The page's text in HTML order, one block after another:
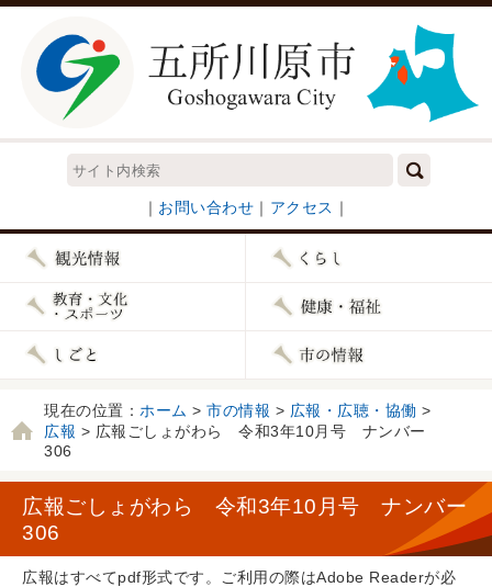
｜ お問い合わせ ｜ アクセス ｜
現在の位置： ホーム > 市の情報 > 広報・広聴・協働 >
広報 > 広報ごしょがわら 令和3年10月号 ナンバー
306
広報ごしょがわら 令和3年10月号 ナンバー
306
広報はすべてpdf形式です。ご利用の際はAdobe Readerが必